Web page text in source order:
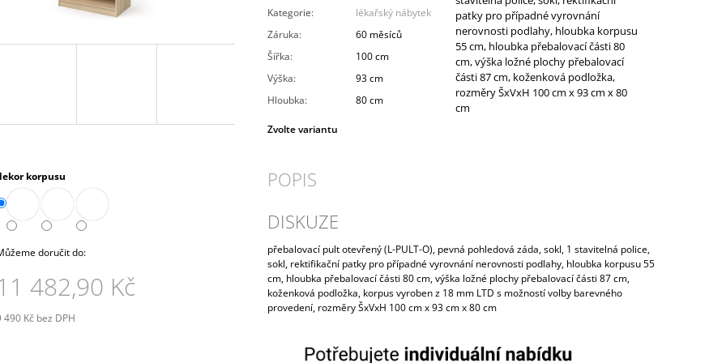
Kategorie:
lékařský nábytek
Záruka:
60 měsíců
Šířka:
100 cm
Výška:
93 cm
Hloubka: 80 cm
Zvolte variantu
patky pro případné vyrovnání
nerovnosti podlahy, hloubka korpusu
55 cm, hloubka přebalovací části 80
cm, výška ložné plochy přebalovací
části 87 cm, koženková podložka,
rozměry ŠxVxH 100 cm x 93 cm x 80
cm
korpusu
doručit do:
482,90 Kč
490 Kč bez DPH
POPIS
DISKUZE
přebalovací pult otevřený (L-PULT-O), pevná pohledová záda, sokl, 1 stavitelná police,
sokl, rektifikační patky pro případné vyrovnání nerovnosti podlahy, hloubka korpusu 55
cm, hloubka přebalovací části 80 cm, výška ložné plochy přebalovací části 87 cm,
koženková podložka, korpus vyroben z 18 mm LTD s možností volby barevného
provedení, rozměry ŠxVxH 100 cm x 93 cm x 80 cm
10 272,90 Kč